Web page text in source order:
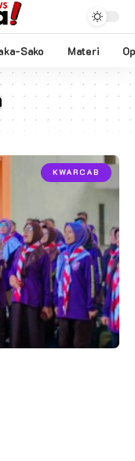
Sako Materi
KWARCAB